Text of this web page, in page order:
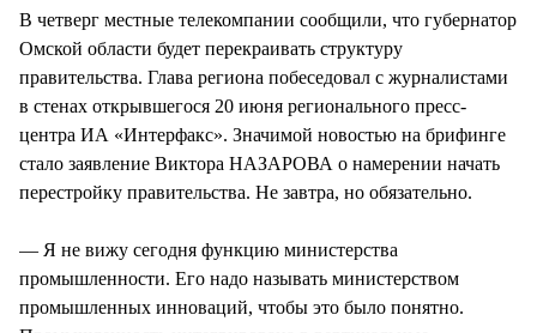
В четверг местные телекомпании сообщили, что губернатор
Омской области будет перекраивать структуру
правительства. Глава региона побеседовал с журналистами
в стенах открывшегося 20 июня регионального пресс-
центра ИА «Интерфакс». Значимой новостью на брифинге
стало заявление Виктора НАЗАРОВА о намерении начать
перестройку правительства. Не завтра, но обязательно.
— Я не вижу сегодня функцию министерства
промышленности. Его надо называть министерством
промышленных инноваций, чтобы это было понятно.